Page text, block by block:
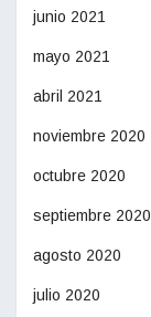
junio 2021
mayo 2021
abril 2021
noviembre 2020
octubre 2020
septiembre 2020
agosto 2020
julio 2020